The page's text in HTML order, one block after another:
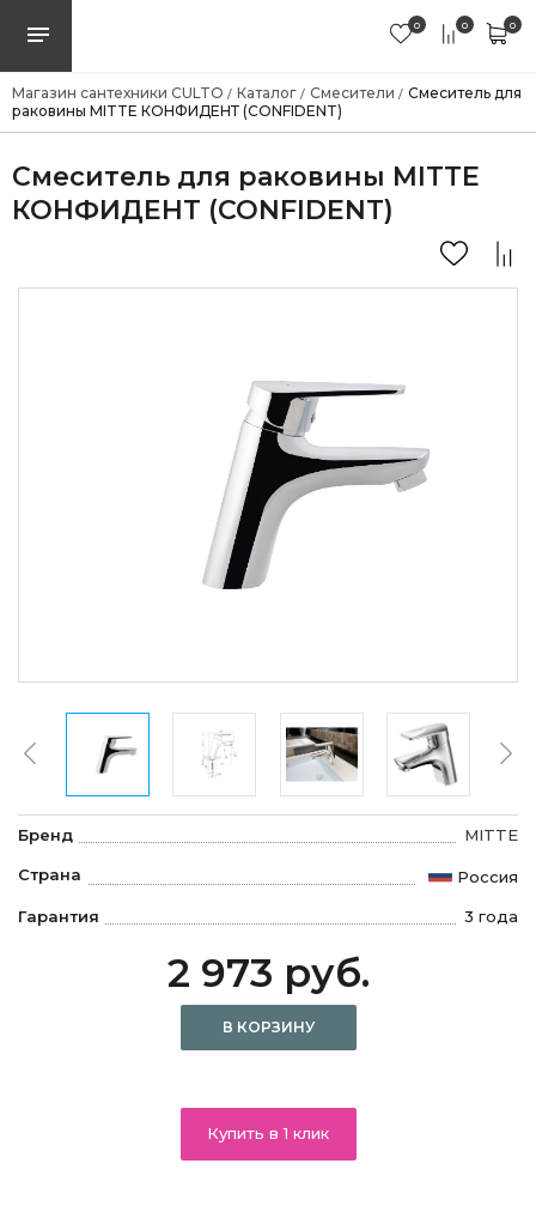
0 0 0
Магазин сантехники CULTO / Каталог / Смесители / Смеситель для
раковины MITTE КОНФИДЕНТ (CONFIDENT)
Смеситель для раковины MITTE
КОНФИДЕНТ (CONFIDENT)
Бренд MITTE
Страна Россия
Гарантия 3 года
2 973 руб.
В КОРЗИНУ
Купить в 1 клик